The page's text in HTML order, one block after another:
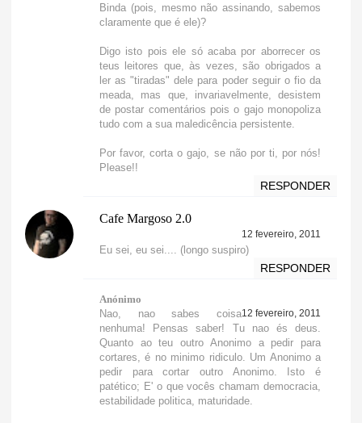
Binda (pois, mesmo não assinando, sabemos
claramente que é ele)?
Digo isto pois ele só acaba por aborrecer os
teus leitores que, às vezes, são obrigados a
ler as "tiradas" dele para poder seguir o fio da
meada, mas que, invariavelmente, desistem
de postar comentários pois o gajo monopoliza
tudo com a sua maledicência persistente.
Por favor, corta o gajo, se não por ti, por nós!
Please!!
RESPONDER
Cafe Margoso 2.0
12 fevereiro, 2011
Eu sei, eu sei.... (longo suspiro)
RESPONDER
Anónimo
12 fevereiro, 2011
Nao, nao sabes coisa
nenhuma! Pensas saber! Tu nao és deus.
Quanto ao teu outro Anonimo a pedir para
cortares, é no minimo ridiculo. Um Anonimo a
pedir para cortar outro Anonimo. Isto é
patético; E' o que vocês chamam democracia,
estabilidade politica, maturidade.